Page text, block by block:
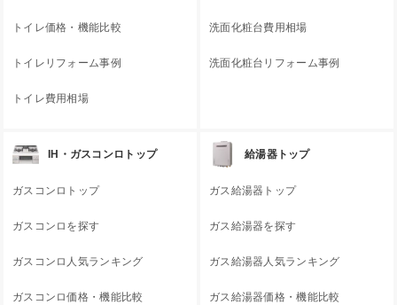
トイレ価格・機能比較
トイレリフォーム事例
トイレ費用相場
洗面化粧台費用相場
洗面化粧台リフォーム事例
IH・ガスコンロトップ
ガスコンロトップ
ガスコンロを探す
ガスコンロ人気ランキング
ガスコンロ価格・機能比較
給湯器トップ
ガス給湯器トップ
ガス給湯器を探す
ガス給湯器人気ランキング
ガス給湯器価格・機能比較